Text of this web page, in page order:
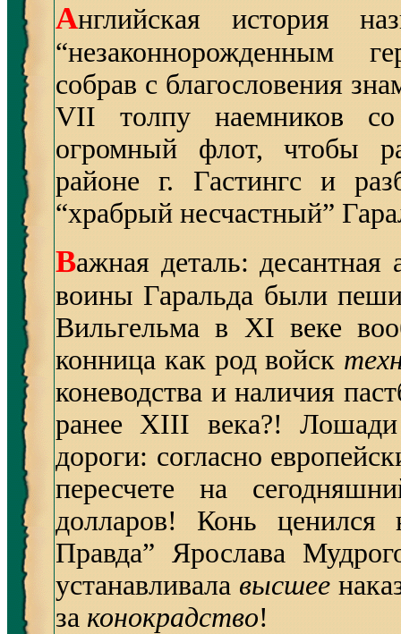
Английская история
“незаконнорожденным
собрав с благословения
VII толпу наемников
огромный флот, чтобы
районе г. Гастингс и
“храбрый несчастный”
Важная деталь:
воины Гаральда были
Вильгельма в XI веке
конница как род войск
коневодства и наличия
ранее XIII века?!
дороги: согласно
пересчете на
долларов! Конь ценился
Правда” Ярослава
устанавливала высшее
за конокрадство!